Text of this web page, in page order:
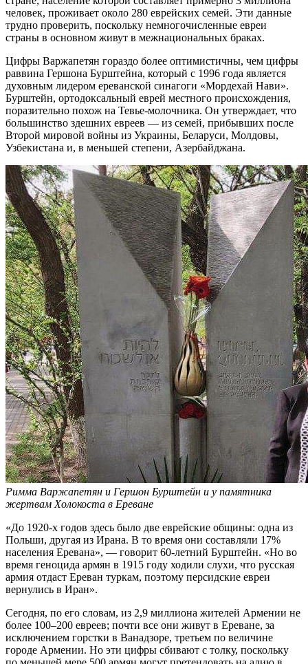
человек, проживает около 280 еврейских семей. Эти данные
трудно проверить, поскольку немногочисленные евреи
страны в основном живут в межнациональных браках.
Цифры Варжапетян гораздо более оптимистичны, чем цифры
раввина Гершона Бурштейна, который с 1996 года является
духовным лидером ереванской синагоги «Мордехай Нави».
Бурштейн, ортодоксальный еврей местного происхождения,
поразительно похож на Тевье-молочника. Он утверждает, что
большинство здешних евреев — из семей, прибывших после
Второй мировой войны из Украины, Беларуси, Молдовы,
Узбекистана и, в меньшей степени, Азербайджана.
Римма Варжапетян и Гершон Бурштейн и у памятника
жертвам Холокоста в Ереване
«До 1920-х годов здесь было две еврейские общины: одна из
Польши, другая из Ирана. В то время они составляли 17%
населения Еревана», — говорит 60-летний Бурштейн. «Но во
время геноцида армян в 1915 году ходили слухи, что русская
армия отдаст Ереван туркам, поэтому персидские евреи
вернулись в Иран».
Сегодня, по его словам, из 2,9 миллиона жителей Армении не
более 100–200 евреев; почти все они живут в Ереване, за
исключением горстки в Ванадзоре, третьем по величине
городе Армении. Но эти цифры сбивают с толку, поскольку